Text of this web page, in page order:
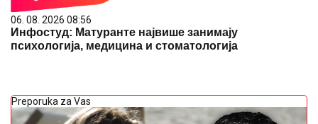
06. 08. 2026 08:56
Инфостуд: Матуранте највише занимају
психологија, медицина и стоматологија
Preporuka za Vas